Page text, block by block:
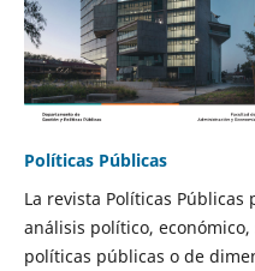
Políticas Públicas
La revista Políticas
análisis político,
políticas públicas o de